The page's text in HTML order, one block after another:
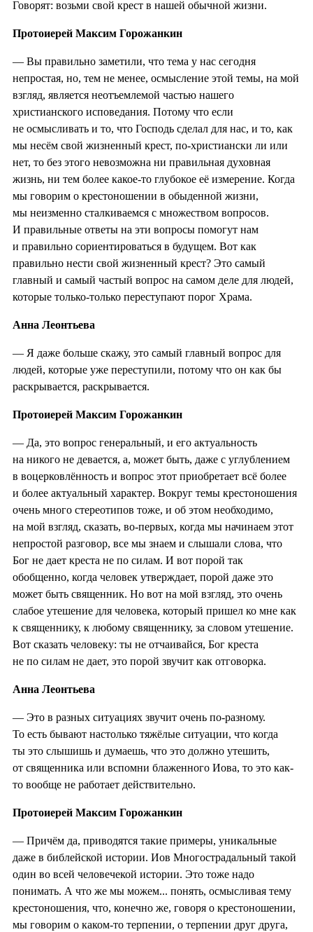
Говорят: возьми свой крест в нашей обычной жизни.
Протоиерей Максим Горожанкин
— Вы правильно заметили, что тема у нас сегодня
непростая, но, тем не менее, осмысление этой темы, на мой
взгляд, является неотъемлемой частью нашего
христианского исповедания. Потому что если
не осмысливать и то, что Господь сделал для нас, и то, как
мы несём свой жизненный крест, по-христиански ли или
нет, то без этого невозможна ни правильная духовная
жизнь, ни тем более какое-то глубокое её измерение. Когда
мы говорим о крестоношении в обыденной жизни,
мы неизменно сталкиваемся с множеством вопросов.
И правильные ответы на эти вопросы помогут нам
и правильно сориентироваться в будущем. Вот как
правильно нести свой жизненный крест? Это самый
главный и самый частый вопрос на самом деле для людей,
которые только-только переступают порог Храма.
Анна Леонтьева
— Я даже больше скажу, это самый главный вопрос для
людей, которые уже переступили, потому что он как бы
раскрывается, раскрывается.
Протоиерей Максим Горожанкин
— Да, это вопрос генеральный, и его актуальность
на никого не девается, а, может быть, даже с углублением
в воцерковлённость и вопрос этот приобретает всё более
и более актуальный характер. Вокруг темы крестоношения
очень много стереотипов тоже, и об этом необходимо,
на мой взгляд, сказать, во-первых, когда мы начинаем этот
непростой разговор, все мы знаем и слышали слова, что
Бог не дает креста не по силам. И вот порой так
обобщенно, когда человек утверждает, порой даже это
может быть священник. Но вот на мой взгляд, это очень
слабое утешение для человека, который пришел ко мне как
к священнику, к любому священнику, за словом утешение.
Вот сказать человеку: ты не отчаивайся, Бог креста
не по силам не дает, это порой звучит как отговорка.
Анна Леонтьева
— Это в разных ситуациях звучит очень по-разному.
То есть бывают настолько тяжёлые ситуации, что когда
ты это слышишь и думаешь, что это должно утешить,
от священника или вспомни блаженного Иова, то это как-
то вообще не работает действительно.
Протоиерей Максим Горожанкин
— Причём да, приводятся такие примеры, уникальные
даже в библейской истории. Иов Многострадальный такой
один во всей человечекой истории. Это тоже надо
понимать. А что же мы можем... понять, осмысливая тему
крестоношения, что, конечно же, говоря о крестоношении,
мы говорим о каком-то терпении, о терпении друг друга,